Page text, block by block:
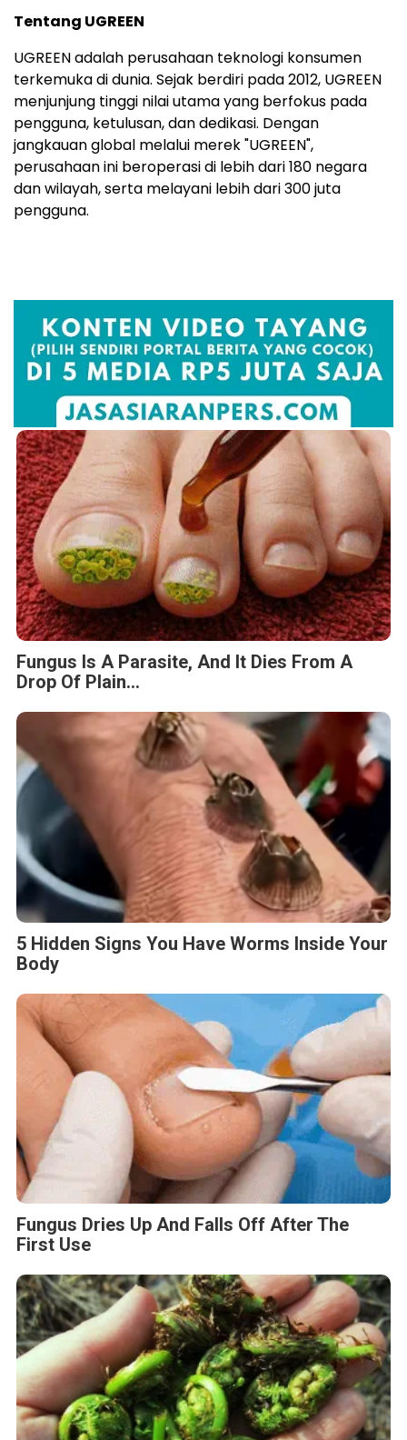
Tentang UGREEN
UGREEN adalah perusahaan teknologi konsumen
terkemuka di dunia. Sejak berdiri pada 2012, UGREEN
menjunjung tinggi nilai utama yang berfokus pada
pengguna, ketulusan, dan dedikasi. Dengan
jangkauan global melalui merek "UGREEN",
perusahaan ini beroperasi di lebih dari 180 negara
dan wilayah, serta melayani lebih dari 300 juta
pengguna.
Fungus Is A Parasite, And It Dies From A
Drop Of Plain...
5 Hidden Signs You Have Worms Inside Your
Body
Fungus Dries Up And Falls Off After The
First Use